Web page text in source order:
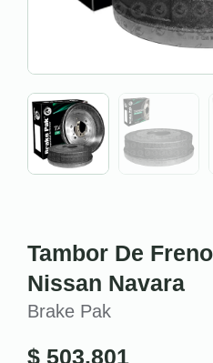
Tambor De
Nissan Navara
Brake Pak
$ 503.801